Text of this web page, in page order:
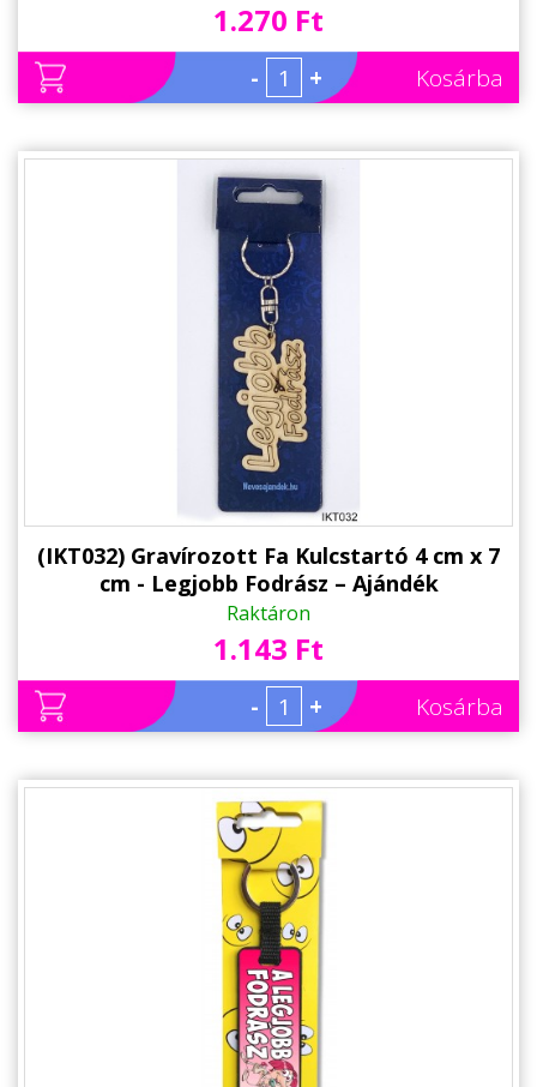
1.270 Ft
- + Kosárba
(IKT032) Gravírozott Fa Kulcstartó 4 cm x 7
cm - Legjobb Fodrász – Ajándék
Fodrászoknak
Raktáron
1.143 Ft
- + Kosárba